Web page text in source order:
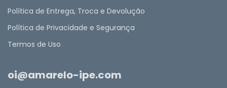
Política de Entrega, Troca e Devolução
Política de Privacidade e Segurança
Termos de Uso
oi@amarelo-ipe.com